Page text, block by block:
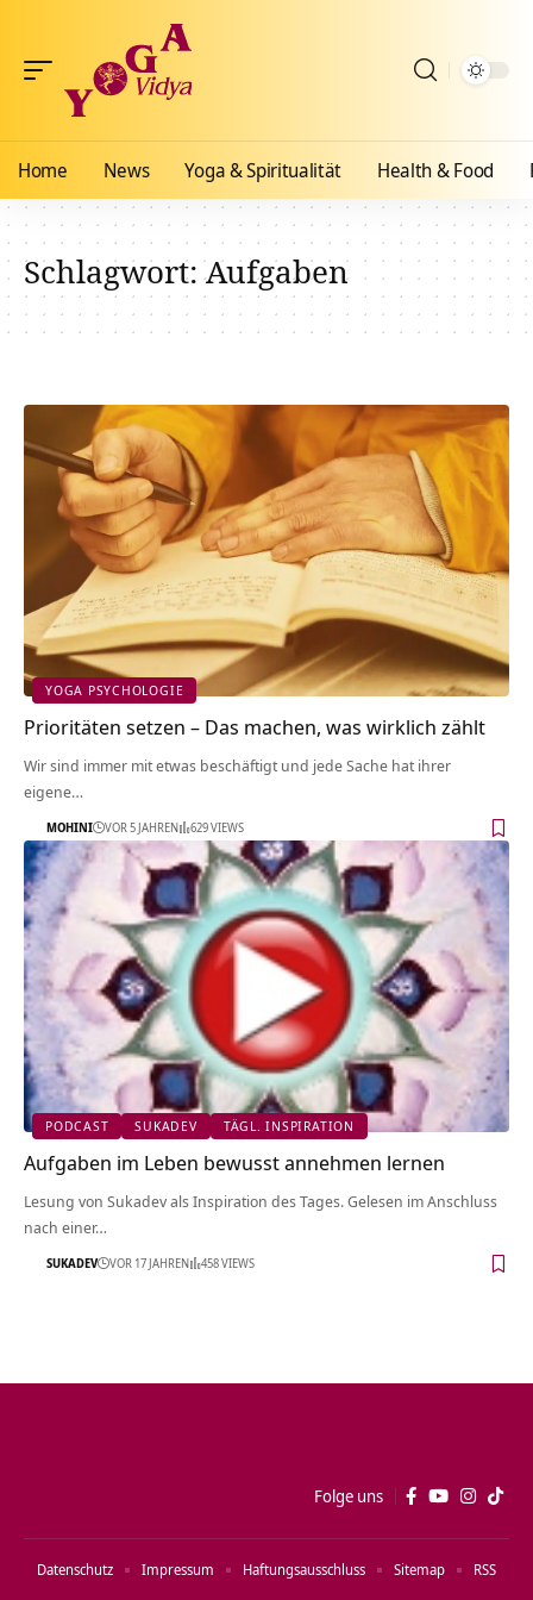
Home News Yoga & Spiritualität Health & Food
Schlagwort:Aufgaben
YOGA PSYCHOLOGIE
Prioritäten setzen – Das machen, was wirklich zählt
Wir sind immer mit etwas beschäftigt und jede Sache hat ihrer
eigene…
MOHINI VOR 5 JAHREN 629 VIEWS
PODCAST SUKADEV TÄGL. INSPIRATION
Aufgaben im Leben bewusst annehmen lernen
Lesung von Sukadev als Inspiration des Tages. Gelesen im Anschluss
nach einer…
SUKADEV VOR 17 JAHREN 458 VIEWS
Folge uns
Datenschutz Impressum Haftungsausschluss Sitemap RSS